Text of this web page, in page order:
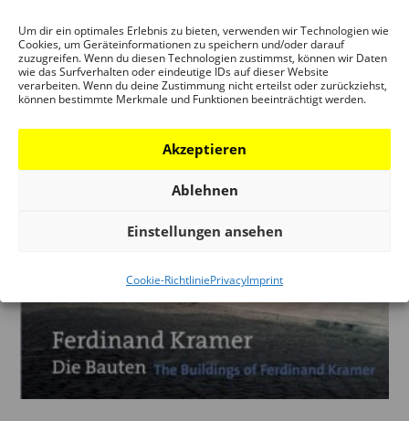
Um dir ein optimales Erlebnis zu bieten, verwenden wir Technologien wie
Cookies, um Geräteinformationen zu speichern und/oder darauf
zuzugreifen. Wenn du diesen Technologien zustimmst, können wir Daten
wie das Surfverhalten oder eindeutige IDs auf dieser Website
verarbeiten. Wenn du deine Zustimmung nicht erteilst oder zurückziehst,
können bestimmte Merkmale und Funktionen beeinträchtigt werden.
Akzeptieren
Ablehnen
Einstellungen ansehen
Cookie-RichtliniePrivacyImprint